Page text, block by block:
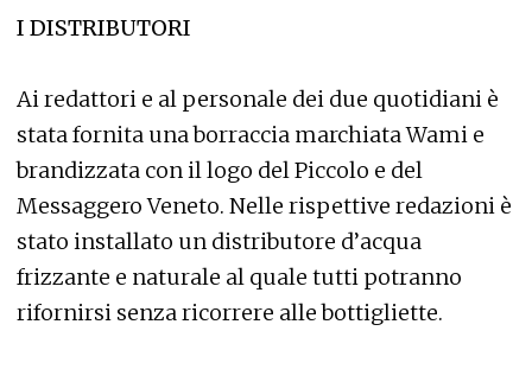
I DISTRIBUTORI
Ai redattori e al personale dei due quotidiani è
stata fornita una borraccia marchiata Wami e
brandizzata con il logo del Piccolo e del
Messaggero Veneto. Nelle rispettive redazioni è
stato installato un distributore d’acqua
frizzante e naturale al quale tutti potranno
rifornirsi senza ricorrere alle bottigliette.